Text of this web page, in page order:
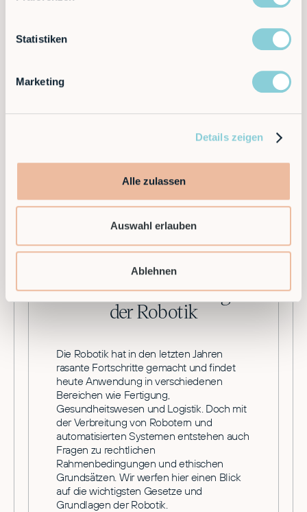
Statistiken
Marketing
Details zeigen
Alle zulassen
Auswahl erlauben
Ablehnen
bahnbrechenden Erfindungen, visionären
Streben nach Fortschritt. Von den ersten
hochentwickelten, modularen Robotern
die Robotik zu einer der wichtigsten
Branchen der modernen Technologie
Gesetze und Grundlagen
der Robotik
Die Robotik hat in den letzten Jahren
rasante Fortschritte gemacht und findet
heute Anwendung in verschiedenen
Bereichen wie Fertigung,
Gesundheitswesen und Logistik. Doch mit
der Verbreitung von Robotern und
automatisierten Systemen entstehen auch
Fragen zu rechtlichen
Rahmenbedingungen und ethischen
Grundsätzen. Wir werfen hier einen Blick
auf die wichtigsten Gesetze und
Grundlagen der Robotik.